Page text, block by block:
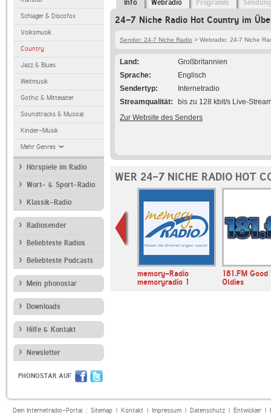
Schlager & Discofox
Volksmusik
Country
Jazz & Blues
Weltmusik
Gothic & Mittelalter
Soundtracks & Musical
Kinder-Musik
Mehr Genres
Hörspiele im Radio
Wort- & Sport-Radio
Klassik-Radio
Radiosender
Beliebteste Radios
Beliebteste Podcasts
Mein phonostar
Downloads
Hilfe & Kontakt
Newsletter
PHONOSTAR AUF
Info Webradio Programm
24-7 Niche Radio Hot Country im
Sender: 24-7 Niche Radio > Webradio: 24-7 Niche
Land
Großbritannien
Sprache
Englisch
Sendertyp
Internetradio
Streamqualität
bis zu 128 kbit/s Live-
Zur Website des Senders
WER 24-7 NICHE RADIO HOT
memory-Radio
memoryradio 1
181.FM Good
Oldies
Dein Internetradio-Portal : Sitemap| Kontakt| Impressum| Datenschutz| Entwickler|